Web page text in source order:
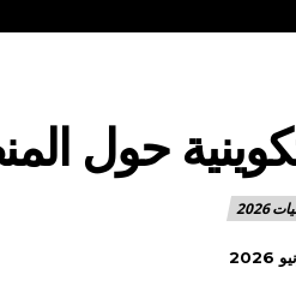
حول
2026